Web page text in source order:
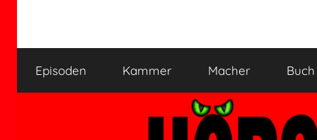
springen
HÖRSPIELKAMMER
verjährt
nicht!
Episoden Kammer Macher Buch